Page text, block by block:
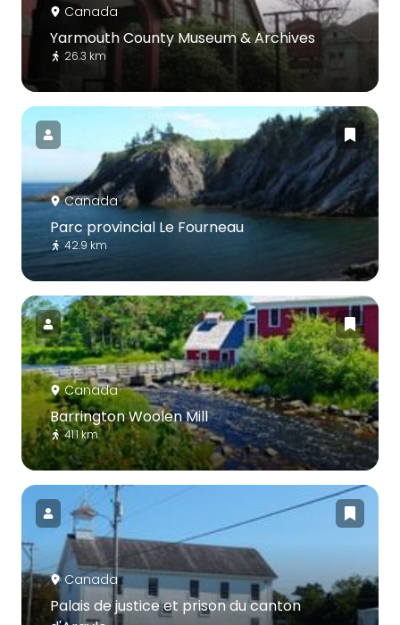
Canada
Yarmouth County Museum & Archives
26.3 km
Canada
Parc provincial Le Fourneau
42.9 km
Canada
Barrington Woolen Mill
41.1 km
Canada
Palais de justice et prison du canton